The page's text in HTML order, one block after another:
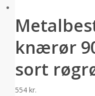
knærør
sort
554 kr.